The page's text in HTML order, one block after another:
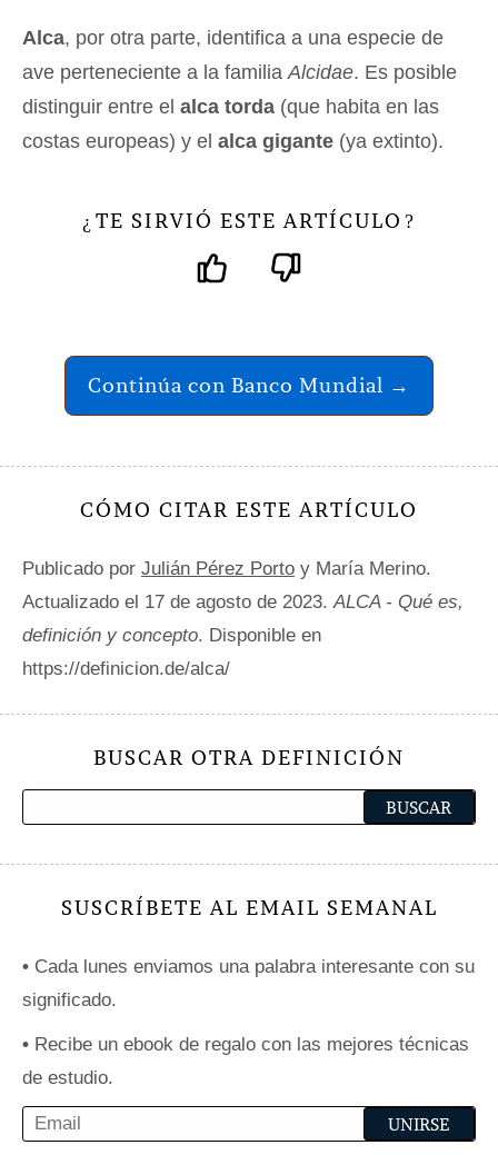
Alca, por otra parte, identifica a una especie de
ave perteneciente a la familiaAlcidae. Es posible
distinguir entre el alca torda (que habita en las
costas europeas) y el alca gigante (ya extinto).
¿ TE SIRVIÓ ESTE ARTÍCULO ?
Continúa con Banco Mundial →
CÓMO CITAR ESTE ARTÍCULO
Publicado por Julián Pérez Porto y María Merino.
Actualizado el 17 de agosto de 2023.ALCA - Qué es,
definición y concepto. Disponible en
https://definicion.de/alca/
BUSCAR OTRA DEFINICIÓN
SUSCRÍBETE AL EMAIL SEMANAL
• Cada lunes enviamos una palabra interesante con su
significado.
• Recibe un ebook de regalo con las mejores técnicas
de estudio.